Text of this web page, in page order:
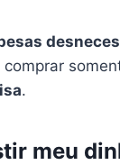
.
meu